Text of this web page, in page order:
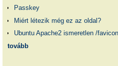
Passkey
Miért létezik még ez az oldal?
Ubuntu Apache2 ismeretlen /
tovább